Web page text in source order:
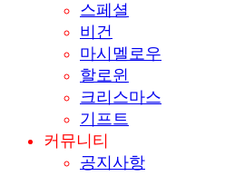
스페셜
비건
마시멜로우
할로윈
크리스마스
기프트
커뮤니티
공지사항